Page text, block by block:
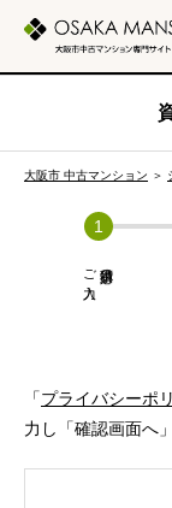
大阪市 中古マンション ＞
必須項目の
ご入力
「プライバシーポ
力し「確認画面へ